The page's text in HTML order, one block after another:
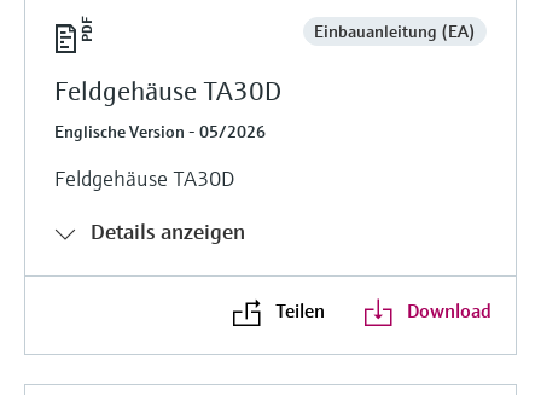
Einbauanleitung (EA)
Feldgehäuse TA30D
Englische Version - 05/2026
Feldgehäuse TA30D
Details anzeigen
Teilen Download